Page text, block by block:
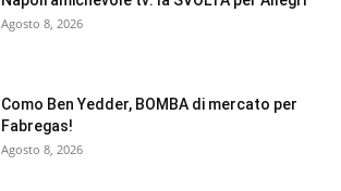
Agosto 8, 2026
Como Ben Yedder, BOMBA di mercato per
Fabregas!
Agosto 8, 2026